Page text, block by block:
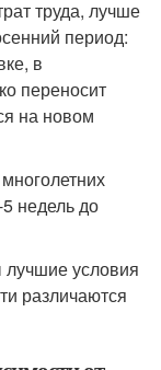
труда, лучше
период:
в
переносит
на новом
недель до
условия
различаются